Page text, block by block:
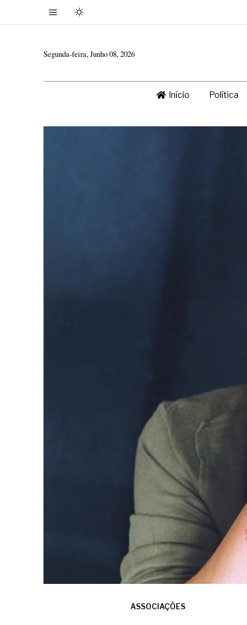
Segunda-feira, Junho 08, 2026
Início Política
ASSOCIAÇÕES